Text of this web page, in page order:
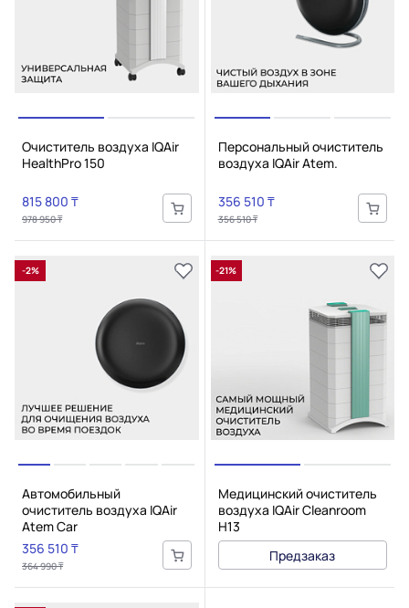
Очиститель воздуха IQAir
HealthPro 150
815 800 ₸
978 950 ₸
Персональный очиститель
воздуха IQAir Atem.
356 510 ₸
356 510 ₸
-2%
Автомобильный
очиститель воздуха IQAir
Atem Car
356 510 ₸
364 990 ₸
-21%
Медицинский очиститель
воздуха IQAir Cleanroom
H13
Предзаказ